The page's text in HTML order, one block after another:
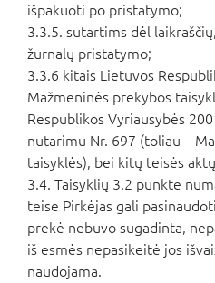
išpakuoti po pristatymo;
3.3.5. sutartims dėl
žurnalų pristatymo;
3.3.6 kitais Lietuvos
Mažmeninės prekybos
Respublikos Vyriausybės
nutarimu Nr. 697 (toliau –
taisyklės), bei kitų teisės
3.4. Taisyklių 3.2 punkte
teise Pirkėjas gali
prekė nebuvo sugadinta,
iš esmės nepasikeitė jos
naudojama.